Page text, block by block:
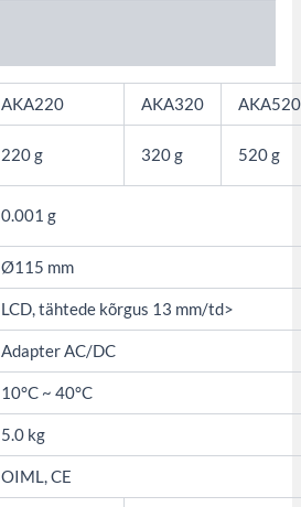
AKA220 AKA320 AKA520
220 g 320 g 520 g
0.001 g
Ø115 mm
LCD, tähtede kõrgus 13 mm/td>
Adapter AC/DC
10°C ~ 40°C
5.0 kg
OIML, CE